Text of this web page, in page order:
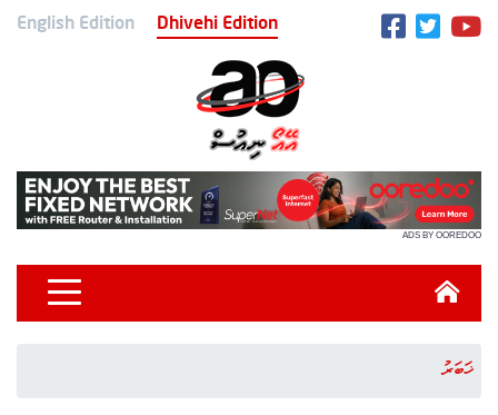
English Edition Dhivehi Edition
ADS BY OOREDOO
ޚަބަރު